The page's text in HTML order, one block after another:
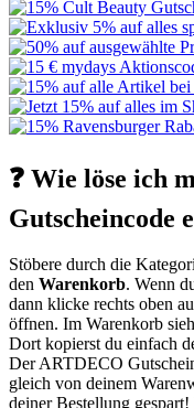
❓ Wie löse ich
Gutscheincode
Stöbere durch die
den Warenkorb. Wenn
dann klicke rechts oben
öffnen. Im Warenkorb
Dort kopierst du einfach
Der ARTDECO
gleich von deinem
deiner Bestellung